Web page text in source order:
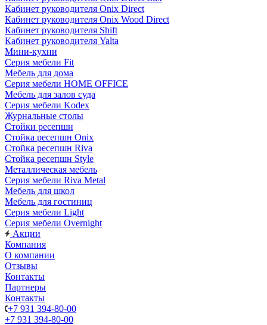
Кабинет руководителя Onix Direct
Кабинет руководителя Onix Wood Direct
Кабинет руководителя Shift
Кабинет руководителя Yalta
Мини-кухни
Серия мебели Fit
Мебель для дома
Серия мебели HOME OFFICE
Мебель для залов суда
Серия мебели Kodex
Журнальные столы
Стойки ресепшн
Стойка ресепшн Onix
Стойка ресепшн Riva
Стойка ресепшн Style
Металлическая мебель
Серия мебели Riva Metal
Мебель для школ
Мебель для гостиниц
Серия мебели Light
Серия мебели Overnight
Акции
Компания
О компании
Отзывы
Контакты
Партнеры
Контакты
+7 931 394-80-00
+7 931 394-80-00